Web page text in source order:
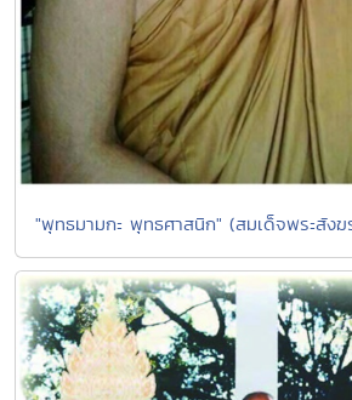
"พุทธมามกะ พุทธศาสนิก" (สมเด็จพระสังฆ